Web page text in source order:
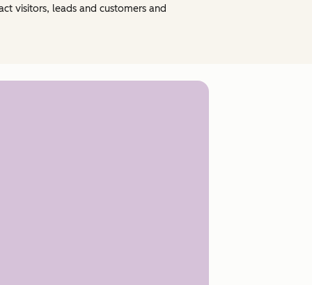
visitors, leads and customers and